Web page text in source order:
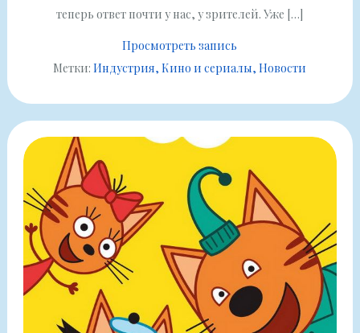
теперь ответ почти у нас, у зрителей. Уже […]
Просмотреть запись
Метки:Индустрия Кино и сериалы Новости